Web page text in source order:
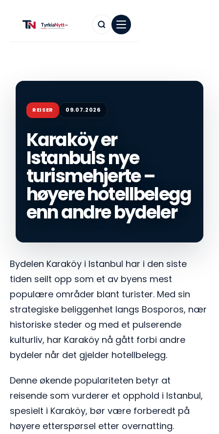
REISER 09.07.2026
Karaköy er
Istanbuls nye
turismehjerte –
høyere hotellbelegg
enn andre bydeler
Bydelen Karaköy i Istanbul har i den siste
tiden seilt opp som et av byens mest
populære områder blant turister. Med sin
strategiske beliggenhet langs Bosporos, nær
historiske steder og med et pulserende
kulturliv, har Karaköy nå gått forbi andre
bydeler når det gjelder hotellbelegg.
Denne økende populariteten betyr at
reisende som vurderer et opphold i Istanbul,
spesielt i Karaköy, bør være forberedt på
høyere etterspørsel etter overnatting.